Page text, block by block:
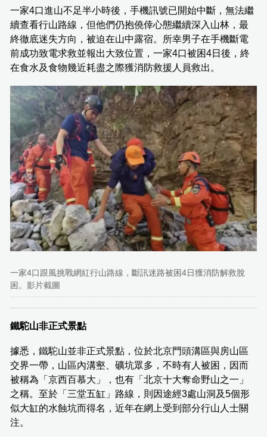
一家4口進山不足半小時後，手機訊號已開始中斷，無法繼
續查看行山路線，但他們仍抱僥倖心態繼續深入山林，最
終徹底迷失方向，被迫在山中露宿。所幸男子在手機斷電
前成功致電求救並報出大致位置，一家4口被困4日後，終
在食水及食物幾近耗盡之際獲消防救援人員救出。
一家4口跟風挑戰網紅行山路線，斷訊迷路被困4日獲消防解救脫
困。影片截圖
鐵駝山非正式景點
據悉，鐵駝山並非正式景點，位於北京門頭溝區與房山區
交界一帶，山區內溝壑、礦坑眾多，不時有人被困，因而
被稱為「京西百慕大」，也有「北京十大奪命野山之一」
之稱。至於「三堂五缸」路線，則因途經3處山洞及5個形
似大缸的水蝕坑而得名，近年在網上受到部分行山人士關
注。